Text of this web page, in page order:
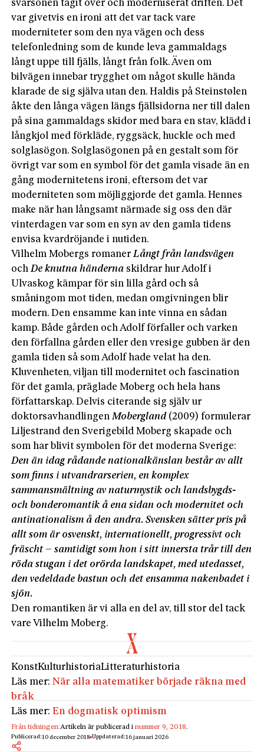
svärsonen tagit över och moderniserat driften. Det
var givetvis en ironi att det var tack vare
moderniteter som den nya vägen och dess
telefonledning som de kunde leva gammaldags
långt uppe till fjälls, långt från folk. Även om
bilvägen innebar trygghet om något skulle hända
klarade de sig själva utan den. Haldis på Steinstølen
åkte den långa vägen längs fjällsidorna ner till dalen
på sina gammaldags skidor med bara en stav, klädd i
långkjol med förkläde, ryggsäck, huckle och med
solglasögon. Solglasögonen på en gestalt som för
övrigt var som en symbol för det gamla visade än en
gång modernitetens ironi, eftersom det var
moderniteten som möjliggjorde det gamla. Hennes
make när han långsamt närmade sig oss den där
vinterdagen var som en syn av den gamla tidens
envisa kvardröjande i nutiden.
Vilhelm Mobergs romanerLångt från landsvägen
ochDe knutna händerna skildrar hur Adolf i
Ulvaskog kämpar för sin lilla gård och så
småningom mot tiden, medan omgivningen blir
modern. Den ensamme kan inte vinna en sådan
kamp. Både gården och Adolf förfaller och varken
den förfallna gården eller den vresige gubben är den
gamla tiden så som Adolf hade velat ha den.
Kluvenheten, viljan till modernitet och fascination
för det gamla, präglade Moberg och hela hans
författarskap. Delvis citerande sig själv ur
doktorsavhandlingenMobergland (2009) formulerar
Liljestrand den Sverigebild Moberg skapade och
som har blivit symbolen för det moderna Sverige:
Den än idag rådande nationalkänslan består av allt
som finns i utvandrarserien, en komplex
sammansmältning av naturmystik och landsbygds-
och bonderomantik å ena sidan och modernitet och
antinationalism å den andra. Svensken sätter pris på
allt som är osvenskt, internationellt, progressivt och
fräscht – samtidigt som hon i sitt innersta trår till den
röda stugan i det orörda landskapet, med utedasset,
den vedeldade bastun och det ensamma nakenbadet i
sjön.
Den romantiken är vi alla en del av, till stor del tack
vare Vilhelm Moberg.
KonstKulturhistoriaLitteraturhistoria
Läs mer:När alla matematiker började räkna med
bråk
Läs mer:En dogmatisk optimism
Från tidningen:Artikeln är publicerad inummer 9, 2018.
Publicerad:10 december 2018 Uppdaterad:16 januari 2026